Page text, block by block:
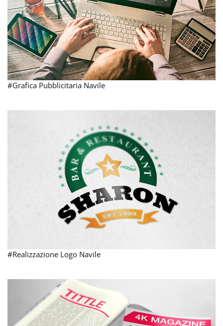
#Grafica Pubblicitaria Navile
#Realizzazione Logo Navile